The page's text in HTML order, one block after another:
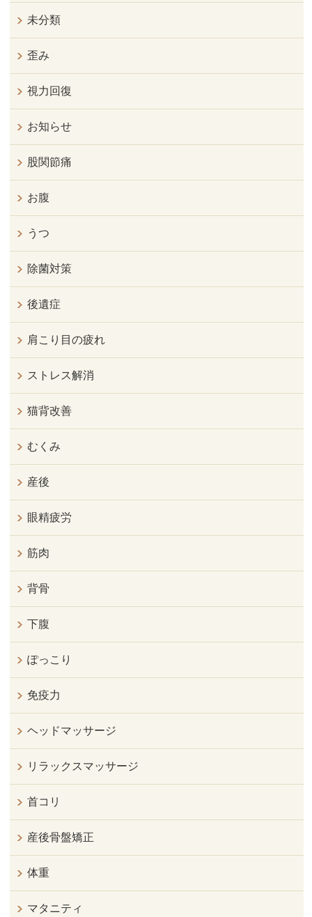
未分類
歪み
視力回復
お知らせ
股関節痛
お腹
うつ
除菌対策
後遺症
肩こり目の疲れ
ストレス解消
猫背改善
むくみ
産後
眼精疲労
筋肉
背骨
下腹
ぽっこり
免疫力
ヘッドマッサージ
リラックスマッサージ
首コリ
産後骨盤矯正
体重
マタニティ